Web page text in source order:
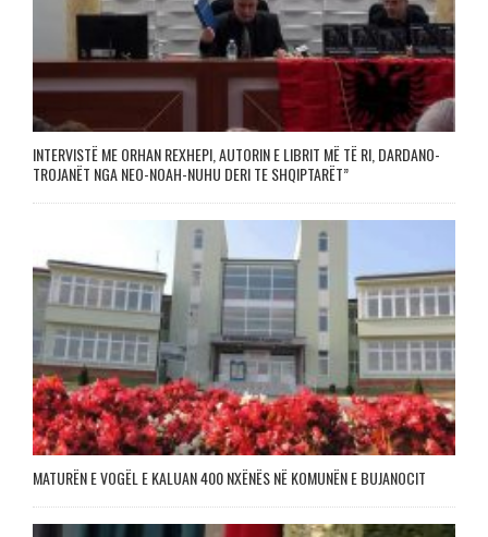
INTERVISTË ME ORHAN REXHEPI, AUTORIN E LIBRIT MË TË RI, DARDANO-
TROJANËT NGA NEO-NOAH-NUHU DERI TE SHQIPTARËT”
MATURËN E VOGËL E KALUAN 400 NXËNËS NË KOMUNËN E BUJANOCIT